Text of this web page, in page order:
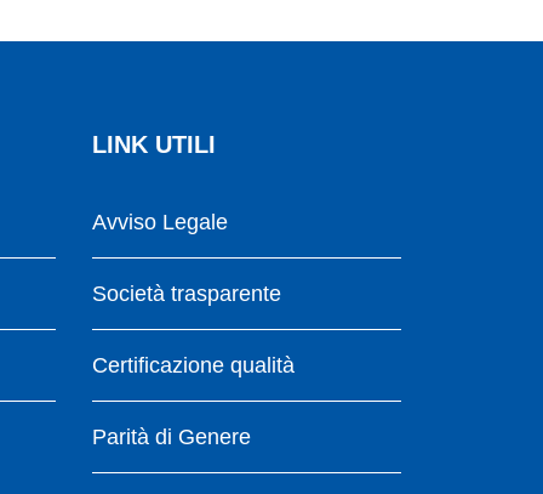
LINK UTILI
Avviso Legale
Società trasparente
Certificazione qualità
Parità di Genere